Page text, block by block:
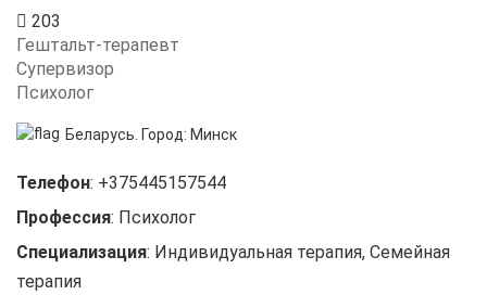
203
Гештальт-терапевт
Супервизор
Психолог
Беларусь. Город: Минск
Телефон: +375445157544
Профессия: Психолог
Специализация: Индивидуальная терапия, Семейная
терапия